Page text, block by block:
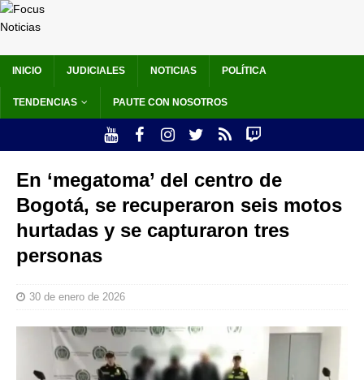
INICIO JUDICIALES NOTICIAS POLÍTICA
TENDENCIAS PAUTE CON NOSOTROS
En ‘megatoma’ del centro de
Bogotá, se recuperaron seis motos
hurtadas y se capturaron tres
personas
30 de enero de 2026